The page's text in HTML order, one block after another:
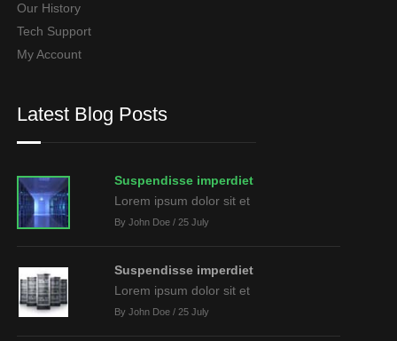
Our History
Tech Support
My Account
Latest Blog Posts
Suspendisse imperdiet
Lorem ipsum dolor sit et
By John Doe / 25 July
Suspendisse imperdiet
Lorem ipsum dolor sit et
By John Doe / 25 July